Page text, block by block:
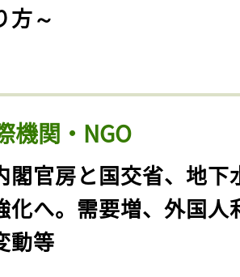
方～
機関・NGO
閣官房と国交省、地下
化へ。需要増、外国人
動等